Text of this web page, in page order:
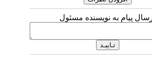
پیام به نویسنده مسئول